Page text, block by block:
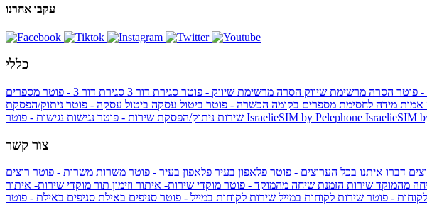
עקבו אחרנו
כללי
- פוטר הסרה מרשימת שיווק הסרה מרשימת שיווק - פוטר סגירת דור 3 סגירת דור 3 - פוטר
מספרים
אמות מידה לחסימת מספרים בקומה הכשרה - פוטר ביטול עסקה ביטול עסקה - פוטר ניתוק/הפסקת
שירות ניתוק/הפסקת שירות - פוטר נגישות IsraelieSIM by Pelephone
צור קשר
דברו איתנו בכל הערוצים - פוטר פלאפון בעיר פלאפון בעיר - פוטר משרות משרות - פוטר רוצים
מהמוקד שירות הזמנת שיחה מהמוקד - פוטר מוקדי שירות- איתור וזימון תור מוקדי שירות- איתור
- פוטר שירות לקוחות במייל שירות לקוחות במייל - פוטר סניפים באילת סניפים באילת - פוטר